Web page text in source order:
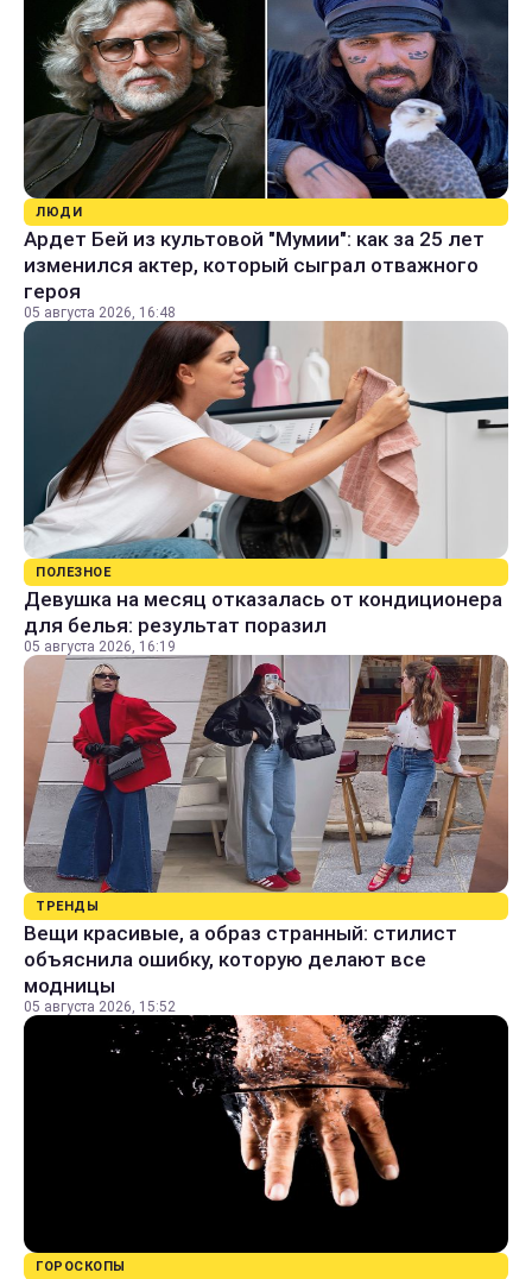
ЛЮДИ
Ардет Бей из культовой "Мумии": как за 25 лет
изменился актер, который сыграл отважного
героя
05 августа 2026, 16:48
ПОЛЕЗНОЕ
Девушка на месяц отказалась от кондиционера
для белья: результат поразил
05 августа 2026, 16:19
ТРЕНДЫ
Вещи красивые, а образ странный: стилист
объяснила ошибку, которую делают все
модницы
05 августа 2026, 15:52
ГОРОСКОПЫ